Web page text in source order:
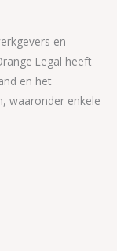
en
Legal heeft
en het
waaronder enkele